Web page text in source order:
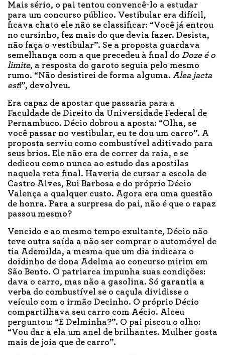
Mais sério, o pai tentou convencê-lo a estudar
para um concurso público. Vestibular era difícil,
ficava chato ele não se classificar: “Você já entrou
no cursinho, fez mais do que devia fazer. Desista,
não faça o vestibular”. Se a proposta guardava
semelhança com a que precedeu à final do Doze é o
limite, a resposta do garoto seguia pelo mesmo
rumo. “Não desistirei de forma alguma. Alea jacta
est!”, devolveu.
Era capaz de apostar que passaria para a
Faculdade de Direito da Universidade Federal de
Pernambuco. Décio dobrou a aposta: “Olha, se
você passar no vestibular, eu te dou um carro”. A
proposta serviu como combustível aditivado para
seus brios. Ele não era de correr da raia, e se
dedicou como nunca ao estudo das apostilas
naquela reta final. Haveria de cursar a escola de
Castro Alves, Rui Barbosa e do próprio Décio
Valença a qualquer custo. Agora era uma questão
de honra. Para a surpresa do pai, não é que o rapaz
passou mesmo?
Vencido e ao mesmo tempo exultante, Décio não
teve outra saída a não ser comprar o automóvel de
tia Ademilda, a mesma que um dia indicara o
doidinho de dona Adelma ao concurso mirim em
São Bento. O patriarca impunha suas condições:
dava o carro, mas não a gasolina. Só garantia a
verba do combustível se o caçula dividisse o
veículo com o irmão Decinho. O próprio Décio
compartilhava seu carro com Aécio. Alceu
perguntou: “E Delminha?”. O pai piscou o olho:
“Vou dar a ela um anel de brilhantes. Mulher gosta
mais de joia que de carro”.